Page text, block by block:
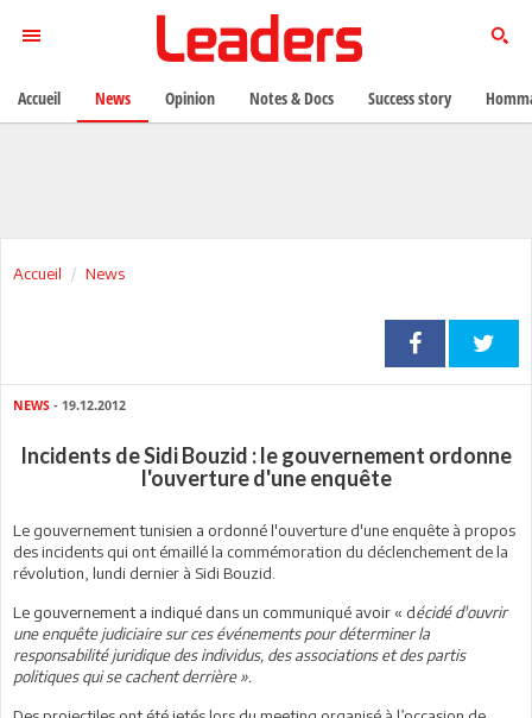
Accueil News
NEWS - 19.12.2012
Incidents de Sidi Bouzid : le gouvernement ordonne
l'ouverture d'une enquête
Le gouvernement tunisien a ordonné l'ouverture d'une enquête à propos
des incidents qui ont émaillé la commémoration du déclenchement de la
révolution, lundi dernier à Sidi Bouzid.
Le gouvernement a indiqué dans un communiqué avoir « décidé d'ouvrir
une enquête judiciaire sur ces événements pour déterminer la
responsabilité juridique des individus, des associations et des partis
politiques qui se cachent derrière ».
Accueil News Opinion Notes & Docs Success story